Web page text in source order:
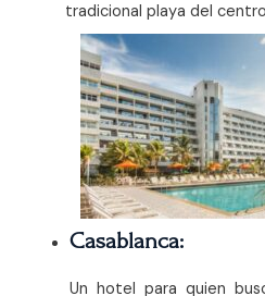
tradicional playa del
Casablanca:
Un hotel para quien